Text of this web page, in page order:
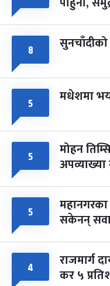
चैत्र ८, २०८३ Mar 22,
८
५ मधेशमा
५ मोहन
अपव्याख्या
५ सकेनन्
४ राजमार्ग
कर ५